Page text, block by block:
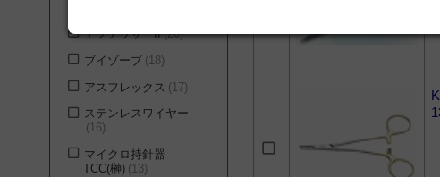
ム・エス 1
エム・シー・メディカ
ル株式会社
マニー株式会社
呼吸器外科 284
284
泌尿器科
279
救急医学科
乳腺・内分泌外科
テフデッサーII 20
ブイゾーブ 18
アスフレックス
17
ステンレスワイヤー
16
マイクロ持針器
TCC(榊) 13